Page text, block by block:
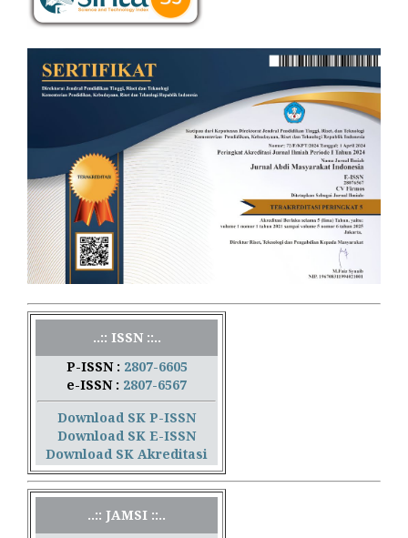
..:: ISSN ::..
P-ISSN : 2807-6605
e-ISSN : 2807-6567
Download SK P-ISSN
Download SK E-ISSN
Download SK Akreditasi
..:: JAMSI ::..